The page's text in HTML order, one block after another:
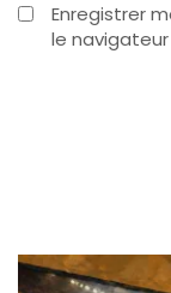
Enregistrer
le